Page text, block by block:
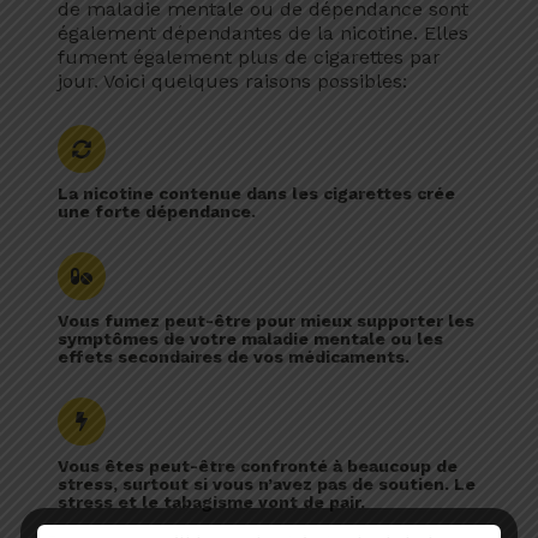
de maladie mentale ou de dépendance sont
également dépendantes de la nicotine. Elles
fument également plus de cigarettes par
jour. Voici quelques raisons possibles:
La nicotine contenue dans les cigarettes crée
une forte dépendance.
Vous fumez peut-être pour mieux supporter les
symptômes de votre maladie mentale ou les
effets secondaires de vos médicaments.
Vous êtes peut-être confronté à beaucoup de
stress, surtout si vous n’avez pas de soutien. Le
stress et le tabagisme vont de pair.